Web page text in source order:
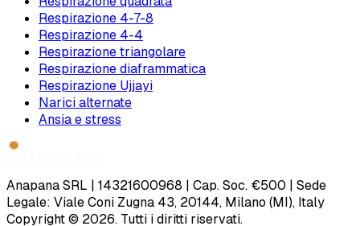
Respirazione 4-7-8
Respirazione 4-4
Respirazione triangolare
Respirazione diaframmatica
Respirazione Ujjayi
Narici alternate
Ansia e stress
Anapana SRL | 14321600968 | Cap. Soc. €500 | Sede
Legale: Viale Coni Zugna 43, 20144, Milano (MI), Italy
Copyright © 2026. Tutti i diritti riservati.